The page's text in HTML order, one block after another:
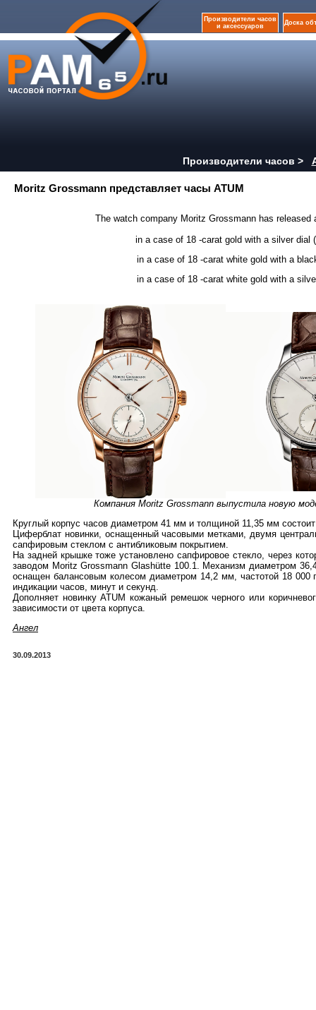
Производители часов
и аксессуаров
Доска
Производители часов >
Moritz Grossmann представляет часы ATUM
The watch company Moritz Grossmann has
in a case of 18 -carat gold with a silver dial
in a case of 18 -carat white gold with a black
in a case of 18 -carat white gold with a silver
Компания Moritz Grossmann выпустила новую
Круглый корпус часов диаметром 41 мм и толщиной 11,35 мм
Циферблат новинки, оснащенный часовыми метками, двумя
сапфировым стеклом с антибликовым покрытием.
На задней крышке тоже установлено сапфировое стекло, через
заводом Moritz Grossmann Glashütte 100.1. Механизм диаметром
оснащен балансовым колесом диаметром 14,2 мм, частотой 18
индикации часов, минут и секунд.
Дополняет новинку ATUM кожаный ремешок черного или
зависимости от цвета корпуса.
Ангел
30.09.2013